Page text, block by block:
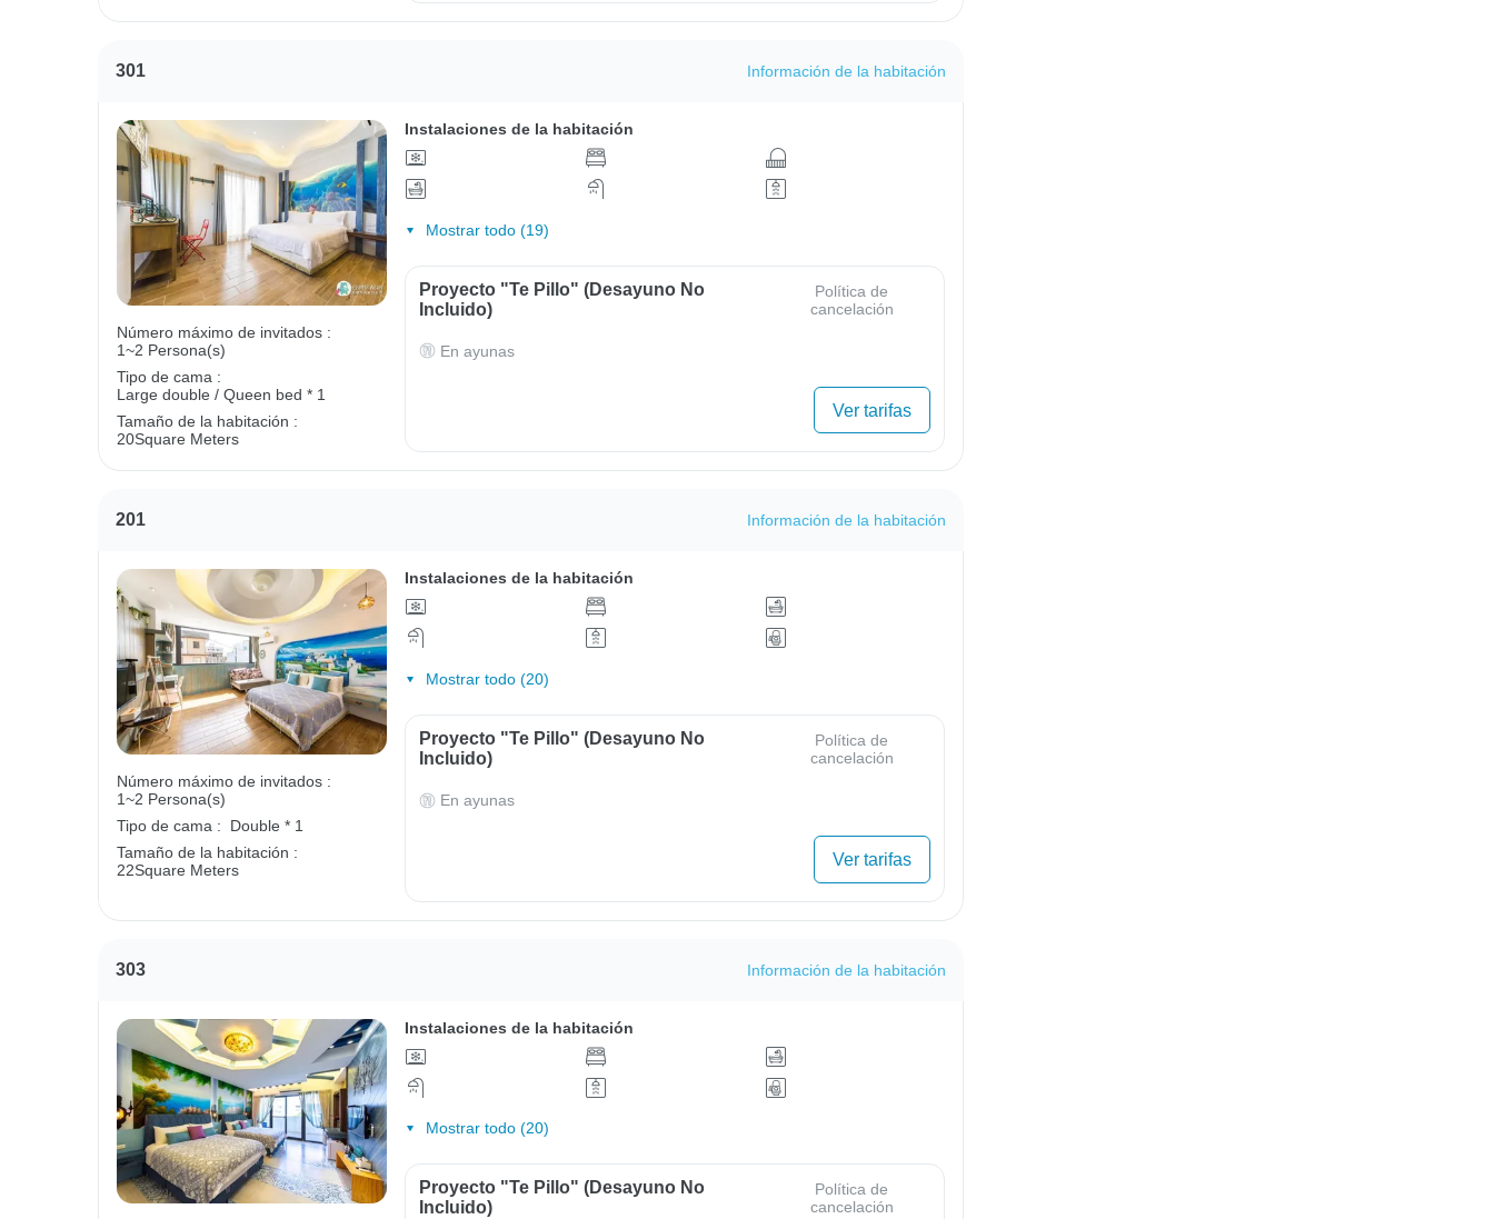
301 Información de la habitación
Número máximo de invitados :
1~2 Persona(s)
Tipo de cama :
Large double / Queen bed * 1
Tamaño de la habitación :
20Square Meters
Instalaciones de la habitación
Mostrar todo (19)
Proyecto "Te Pillo" (Desayuno No
Incluido)
Política de
cancelación
En ayunas
Ver tarifas
201 Información de la habitación
Número máximo de invitados :
1~2 Persona(s)
Tipo de cama :
Double * 1
Tamaño de la habitación :
22Square Meters
Instalaciones de la habitación
Mostrar todo (20)
Proyecto "Te Pillo" (Desayuno No
Incluido)
Política de
cancelación
En ayunas
Ver tarifas
303 Información de la habitación
Instalaciones de la habitación
Mostrar todo (20)
Proyecto "Te Pillo" (Desayuno No
Incluido)
Política de
cancelación